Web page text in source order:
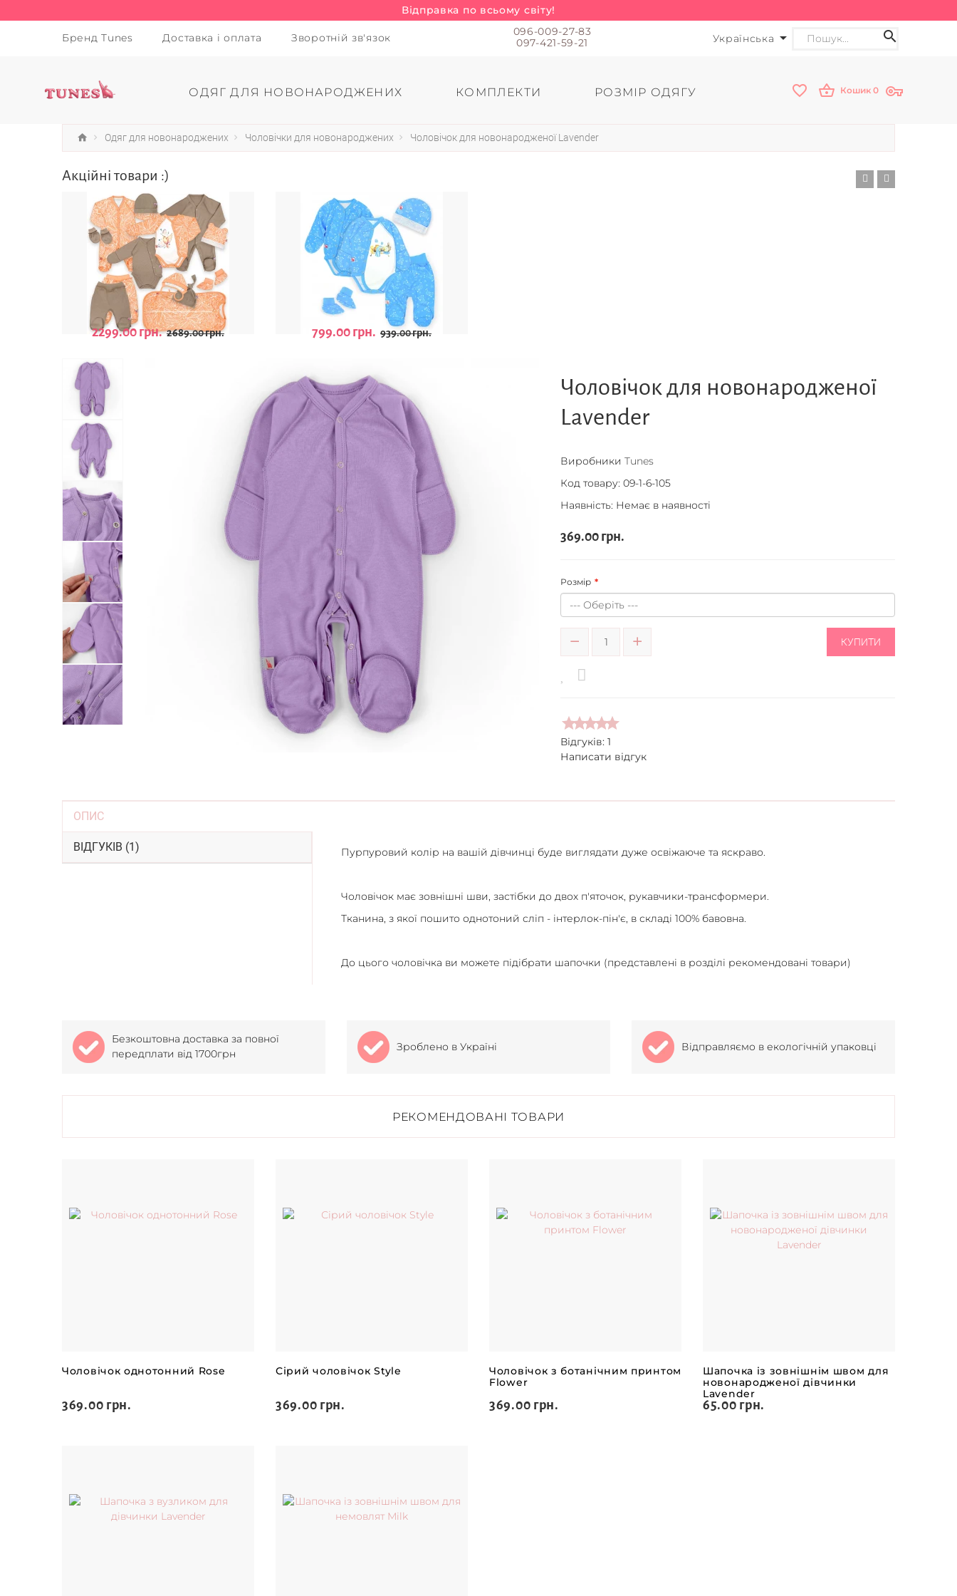
Відправка по всьому світу!
Бренд Tunes Доставка і оплата Зворотній зв'язок Українська
096-009-27-83
097-421-59-21
ОДЯГ ДЛЯ НОВОНАРОДЖЕНИХ КОМПЛЕКТИ РОЗМІР ОДЯГУ Кошик 0
Одяг для новонароджених Чоловічки для новонароджених Чоловічок для новонародженої Lavender
Акційні товари :)
2299.00 грн. 2689.00 грн. 799.00 грн. 939.00 грн.
Чоловічок для новонародженої
Lavender
Виробники Tunes
Код товару: 09-1-6-105
Наявність: Немає в наявності
369.00 грн.
Розмір
КУПИТИ
Відгуків: 1
Написати відгук
ОПИС
ВІДГУКІВ (1) Пурпуровий колір на вашій дівчинці буде виглядати дуже освіжаюче та яскраво.
Чоловічок має зовнішні шви, застібки до двох п'яточок, рукавчики-трансформери.
Тканина, з якої пошито однотоний сліп - інтерлок-пін'є, в складі 100% бавовна.
До цього чоловічка ви можете підібрати шапочки (представлені в розділі рекомендовані товари)
Безкоштовна доставка за повної
передплати від 1700грн
Зроблено в Україні Відправляємо в екологічній упаковці
РЕКОМЕНДОВАНІ ТОВАРИ
Чоловічок однотонний Rose
369.00 грн.
Сірий чоловічок Style
369.00 грн.
Чоловічок з ботанічним принтом
Flower
369.00 грн.
Шапочка із зовнішнім швом для
новонародженої дівчинки
Lavender
65.00 грн.